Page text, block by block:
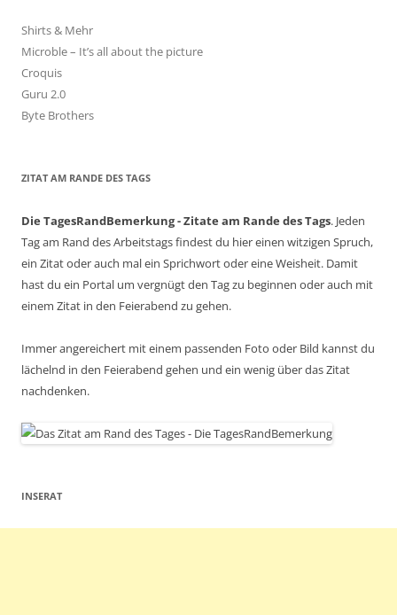
Shirts & Mehr
Microble – It’s all about the picture
Croquis
Guru 2.0
Byte Brothers
ZITAT AM RANDE DES TAGS
Die TagesRandBemerkung - Zitate am Rande des Tags. Jeden
Tag am Rand des Arbeitstags findest du hier einen witzigen Spruch,
ein Zitat oder auch mal ein Sprichwort oder eine Weisheit. Damit
hast du ein Portal um vergnügt den Tag zu beginnen oder auch mit
einem Zitat in den Feierabend zu gehen.
Immer angereichert mit einem passenden Foto oder Bild kannst du
lächelnd in den Feierabend gehen und ein wenig über das Zitat
nachdenken.
INSERAT